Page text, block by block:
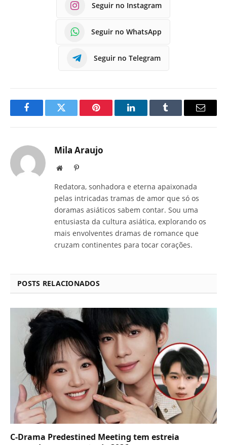
Seguir no Instagram
Seguir no WhatsApp
Seguir no Telegram
FacebookTwitter Pinterest LinkedInTumblr
E-
Mila Araujo
Site Pinterest
Redatora, sonhadora e eterna apaixonada
pelas intricadas tramas de amor que só os
doramas asiáticos sabem contar. Sou uma
entusiasta da cultura asiática, explorando os
mais envolventes dramas de romance que
cruzam continentes para tocar corações.
POSTS RELACIONADOS
C-Drama Predestined Meeting tem estreia